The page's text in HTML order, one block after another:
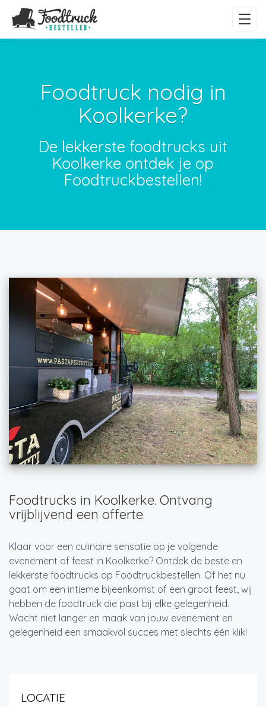
Foodtruck nodig in
Koolkerke?
De lekkerste foodtrucks uit
Koolkerke ontdek je op
Foodtruckbestellen!
Foodtrucks in Koolkerke. Ontvang
vrijblijvend een offerte.
Klaar voor een culinaire sensatie op je volgende
evenement of feest in Koolkerke? Ontdek de beste en
lekkerste foodtrucks op Foodtruckbestellen. Of het nu
gaat om een intieme bijeenkomst of een groot feest, wij
hebben de foodtruck die past bij elke gelegenheid.
Wacht niet langer en maak van jouw evenement en
gelegenheid een smaakvol succes met slechts één klik!
LOCATIE